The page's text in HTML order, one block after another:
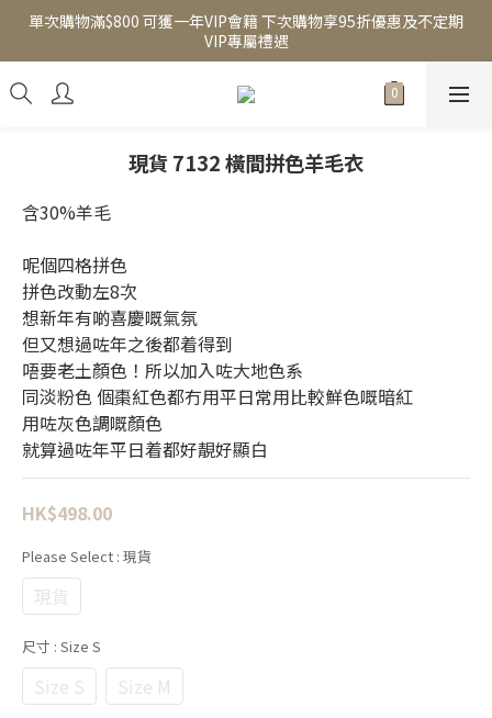
單次購物滿$800 可獲一年VIP會籍 下次購物享95折優惠及不定期
VIP專屬禮遇
現貨 7132 橫間拼色羊毛衣
含30%羊毛
呢個四格拼色
拼色改動左8次
想新年有啲喜慶嘅氣氛
但又想過咗年之後都着得到
唔要老土顏色！所以加入咗大地色系
同淡粉色 個棗紅色都冇用平日常用比較鮮色嘅暗紅
用咗灰色調嘅顏色
就算過咗年平日着都好靚好顯白
HK$498.00
Please Select : 現貨
現貨
尺寸 : Size S
Size S Size M